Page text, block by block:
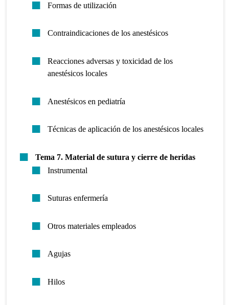
Formas de utilización
Contraindicaciones de los anestésicos
Reacciones adversas y toxicidad de los
anestésicos locales
Anestésicos en pediatría
Técnicas de aplicación de los anestésicos locales
Tema 7. Material de sutura y cierre de heridas
Instrumental
Suturas enfermería
Otros materiales empleados
Agujas
Hilos